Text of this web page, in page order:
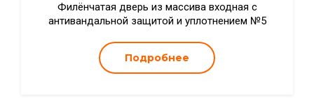
Филёнчатая дверь из массива входная с
антивандальной защитой и уплотнением №5
Подробнее